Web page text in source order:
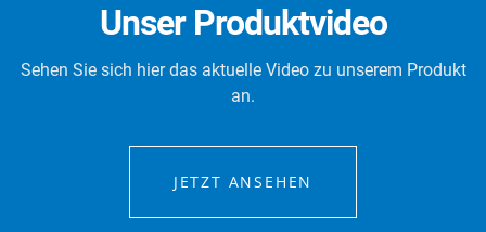
Unser Produktvideo
Sehen Sie sich hier das aktuelle Video zu unserem Produkt
an.
JETZT ANSEHEN